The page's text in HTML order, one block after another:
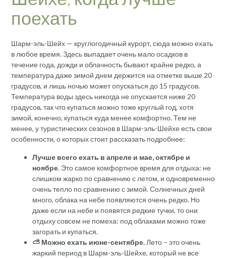
поехать
Шарм-эль-Шейх — круглогодичный курорт, сюда можно ехать
в любое время. Здесь выпадает очень мало осадков в
течение года, дожди и облачность бывают крайне редко, а
температура даже зимой днем держится на отметке выше 20
градусов, и лишь ночью может опускаться до 15 градусов.
Температура воды здесь никогда не опускается ниже 20
градусов, так что купаться можно тоже круглый год, хотя
зимой, конечно, купаться куда менее комфортно. Тем не
менее, у туристических сезонов в Шарм-эль-Шейхе есть свои
особенности, о которых стоит рассказать подробнее:
Лучше всего ехать в апреле и мае, октябре и
ноябре. Это самое комфортное время для отдыха: не
слишком жарко по сравнению с летом, и одновременно
очень тепло по сравнению с зимой. Солнечных дней
много, облака на небе появляются очень редко. Но
даже если на небе и появятся редкие тучки, то они
отдыху совсем не помеха: под облаками можно тоже
загорать и купаться.
⛅ Можно ехать июне-сентябре.Лето – это очень
жаркий период в Шарм-эль-Шейхе, который не все